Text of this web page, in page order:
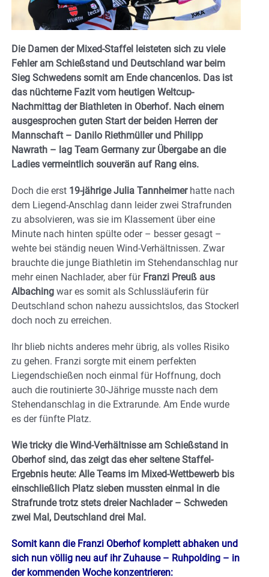
Die Damen der Mixed-Staffel leisteten sich zu viele
Fehler am Schießstand und Deutschland war beim
Sieg Schwedens somit am Ende chancenlos. Das ist
das nüchterne Fazit vom heutigen Weltcup-
Nachmittag der Biathleten in Oberhof. Nach einem
ausgesprochen guten Start der beiden Herren der
Mannschaft – Danilo Riethmüller und Philipp
Nawrath – lag Team Germany zur Übergabe an die
Ladies vermeintlich souverän auf Rang eins.
Doch die erst 19-jährige Julia Tannheimerhatte nach
dem Liegend-Anschlag dann leider zwei Strafrunden
zu absolvieren, was sie im Klassement über eine
Minute nach hinten spülte oder – besser gesagt –
wehte bei ständig neuen Wind-Verhältnissen. Zwar
brauchte die junge Biathletin im Stehendanschlag nur
mehr einen Nachlader, aber für Franzi Preuß aus
Albaching war es somit als Schlussläuferin für
Deutschland schon nahezu aussichtslos, das Stockerl
doch noch zu erreichen.
Ihr blieb nichts anderes mehr übrig, als volles Risiko
zu gehen. Franzi sorgte mit einem perfekten
Liegendschießen noch einmal für Hoffnung, doch
auch die routinierte 30-Jährige musste nach dem
Stehendanschlag in die Extrarunde. Am Ende wurde
es der fünfte Platz.
Wie tricky die Wind-Verhältnisse am Schießstand in
Oberhof sind, das zeigt das eher seltene Staffel-
Ergebnis heute: Alle Teams im Mixed-Wettbewerb bis
einschließlich Platz sieben mussten einmal in die
Strafrunde trotz stets dreier Nachlader – Schweden
zwei Mal, Deutschland drei Mal.
Somit kann die Franzi Oberhof komplett abhaken und
sich nun völlig neu auf ihr Zuhause – Ruhpolding – in
der kommenden Woche konzentrieren: